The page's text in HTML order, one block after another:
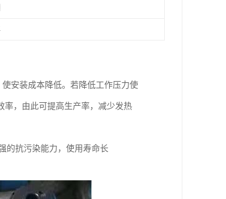
安装成本降低。若降低工作压力使
率，由此可提高生产率，减少发热
的抗污染能力，使用寿命长